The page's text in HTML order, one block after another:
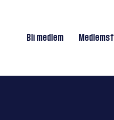
Bli medlem